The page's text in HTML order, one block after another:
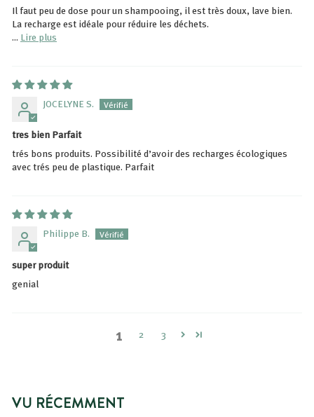
Il faut peu de dose pour un shampooing, il est très doux, lave bien.
La recharge est idéale pour réduire les déchets.
... Lire plus
JOCELYNE S.
tres bien Parfait
trés bons produits. Possibilité d’avoir des recharges écologiques
avec trés peu de plastique. Parfait
Philippe B.
super produit
genial
1 2 3
VU RÉCEMMENT